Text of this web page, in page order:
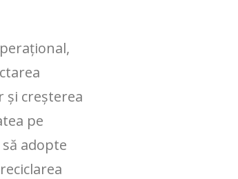
și creșterea
pe
adopte